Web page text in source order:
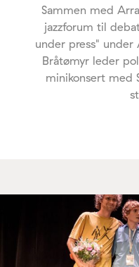
Sammen med
jazzforum til
under press" under
Bråtømyr leder
minikonsert med